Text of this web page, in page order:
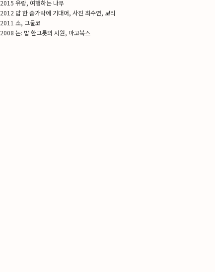
2015 유랑, 여행하는 나무
2012 밥 한 숟가락에 기대어, 사진 최수연, 보리
2011 소, 그물코
2008 논: 밥 한그릇의 시원, 마고북스